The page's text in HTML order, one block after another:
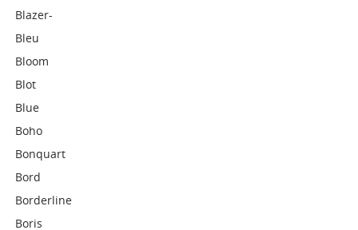
Blazer-
Bleu
Bloom
Blot
Blue
Boho
Bonquart
Bord
Borderline
Boris